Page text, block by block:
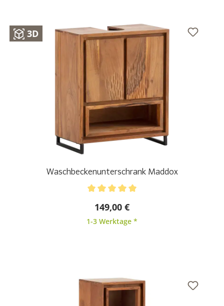
3D
Waschbeckenunterschrank Maddox
149,00 €
1-3 Werktage *